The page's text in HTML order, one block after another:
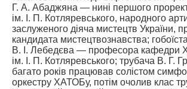
Г. А. Абаджяна — нині першого
ім. І. П. Котляревського, народного
заслуженого діяча мистецтв України,
кандидата мистецтвознавства; гобоїста
В. І. Лебедєва — професора кафедри
ім. І. П. Котляревського; трубача В. Г.
багато років працював солістом
оркестру ХАТОБу, потім очолив клас